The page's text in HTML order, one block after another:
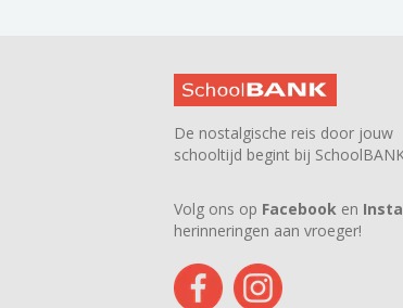
De nostalgische reis door jouw
schooltijd begint bij
Volg ons op Facebook en
herinneringen aan vroeger!